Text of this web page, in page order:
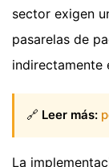
sector exigen
pasarelas de
indirectamente
🔗 Leer más:
La